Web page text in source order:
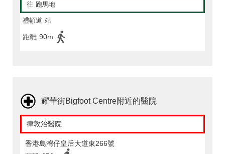
往 跑馬地
禮頓道 站
距離 90m
耀華街Bigfoot Centre附近的醫院
律敦治醫院
香港島灣仔皇后大道東266號